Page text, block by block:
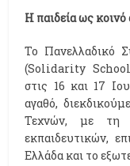
Η παιδεία ως
Το Πανελλαδικό
(Solidarity
στις 16 και 17
αγαθό,
Τεχνών, με τη
εκπαιδευτικών,
Ελλάδα και το